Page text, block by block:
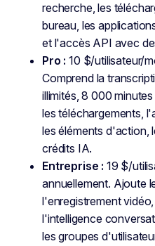
recherche, les
bureau, les
et l'accès API avec
Pro : 10 $/utilisateur/
Comprend la
illimités, 8 000
les téléchargements,
les éléments d'action,
crédits IA.
Entreprise : 19 $/
annuellement. Ajoute
l'enregistrement
l'intelligence
les groupes